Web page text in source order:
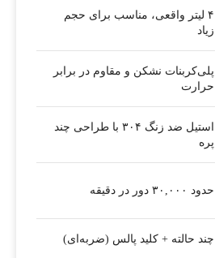
۴ لیتر واقعی، مناسب برای حجم
زیاد
پلی‌کربنات نشکن و مقاوم در برابر
حرارت
استیل ضد زنگ ۳۰۴ با طراحی چند
پره
حدود ۳۰,۰۰۰ دور در دقیقه
چند حالته + کلید پالس (ضربه‌ای)